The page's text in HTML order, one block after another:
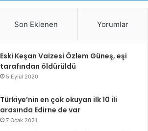
Son Eklenen Yorumlar
Eski Keşan Vaizesi Özlem Güneş, eşi
tarafından öldürüldü
5 Eylül 2020
Türkiye’nin en çok okuyan ilk 10 ili
arasında Edirne de var
7 Ocak 2021